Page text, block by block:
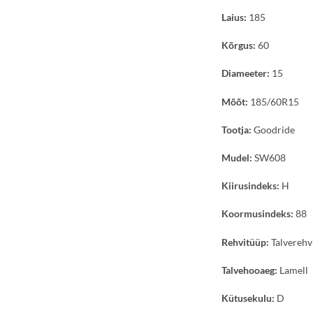
Laius: 185
Kõrgus: 60
Diameeter: 15
Mõõt: 185/60R15
Tootja: Goodride
Mudel: SW608
Kiirusindeks: H
Koormusindeks: 88
Rehvitüüp:
Talvehooaeg: Lamell
Kütusekulu: D